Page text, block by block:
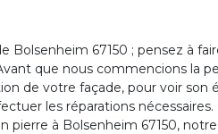
Bolsenheim 67150 ; pensez à
que nous commencions la
de votre façade, pour voir son
les réparations nécessaires.
pierre à Bolsenheim 67150, notre